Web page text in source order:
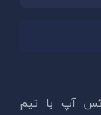
آپ با تیم